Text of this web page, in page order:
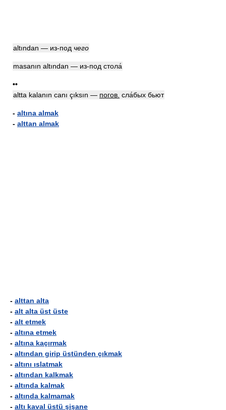
altından — из-под чего
masanın altından — из-под стола́
••
altta kalanın canı çıksın — погов. сла́бых бьют
- altına almak
- alttan almak
- alttan alta
- alt alta üst üste
- alt etmek
- altına etmek
- altına kaçırmak
- altından girip üstünden çıkmak
- altını ıslatmak
- altından kalkmak
- altında kalmak
- altında kalmamak
- altı kaval üstü şişane